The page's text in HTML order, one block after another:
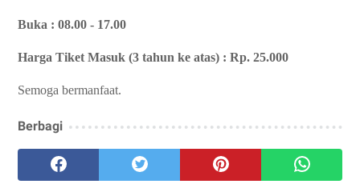
Buka : 08.00 - 17.00
Harga Tiket Masuk (3 tahun ke atas) : Rp. 25.000
Semoga bermanfaat.
Berbagi